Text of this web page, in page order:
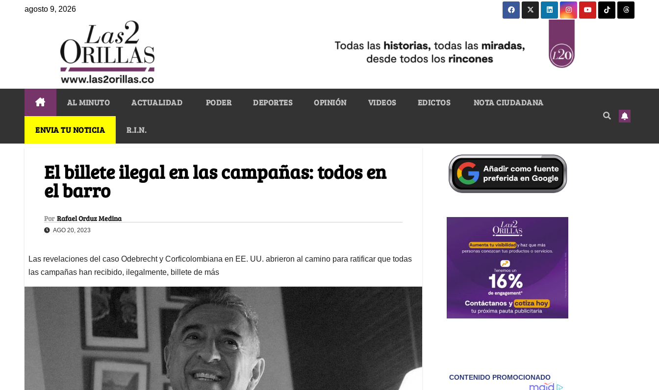
agosto 9, 2026
AL MINUTO ACTUALIDAD PODER DEPORTES OPINIÓN VIDEOS EDICTOS NOTA CIUDADANA
ENVIA TU NOTICIA R.I.N.
El billete ilegal en las campañas: todos en
el barro
Por Rafael Orduz Medina
AGO 20, 2023
Las revelaciones del caso Odebrecht y Corficolombiana en EE. UU. abrieron al camino para ratificar que todas
las campañas han recibido, ilegalmente, billete de más